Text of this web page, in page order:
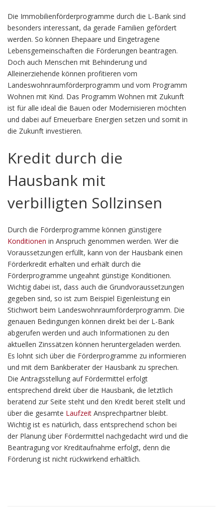
Die Immobilienförderprogramme durch die L-Bank sind
besonders interessant, da gerade Familien gefördert
werden. So können Ehepaare und Eingetragene
Lebensgemeinschaften die Förderungen beantragen.
Doch auch Menschen mit Behinderung und
Alleinerziehende können profitieren vom
Landeswohnraumförderprogramm und vom Programm
Wohnen mit Kind. Das Programm Wohnen mit Zukunft
ist für alle ideal die Bauen oder Modernisieren möchten
und dabei auf Erneuerbare Energien setzen und somit in
die Zukunft investieren.
Kredit durch die
Hausbank mit
verbilligten Sollzinsen
Durch die Förderprogramme können günstigere
Konditionen in Anspruch genommen werden. Wer die
Voraussetzungen erfüllt, kann von der Hausbank einen
Förderkredit erhalten und erhält durch die
Förderprogramme ungeahnt günstige Konditionen.
Wichtig dabei ist, dass auch die Grundvoraussetzungen
gegeben sind, so ist zum Beispiel Eigenleistung ein
Stichwort beim Landeswohnraumförderprogramm. Die
genauen Bedingungen können direkt bei der L-Bank
abgerufen werden und auch Informationen zu den
aktuellen Zinssätzen können heruntergeladen werden.
Es lohnt sich über die Förderprogramme zu informieren
und mit dem Bankberater der Hausbank zu sprechen.
Die Antragsstellung auf Fördermittel erfolgt
entsprechend direkt über die Hausbank, die letztlich
beratend zur Seite steht und den Kredit bereit stellt und
über die gesamte Laufzeit Ansprechpartner bleibt.
Wichtig ist es natürlich, dass entsprechend schon bei
der Planung über Fördermittel nachgedacht wird und die
Beantragung vor Kreditaufnahme erfolgt, denn die
Förderung ist nicht rückwirkend erhältlich.